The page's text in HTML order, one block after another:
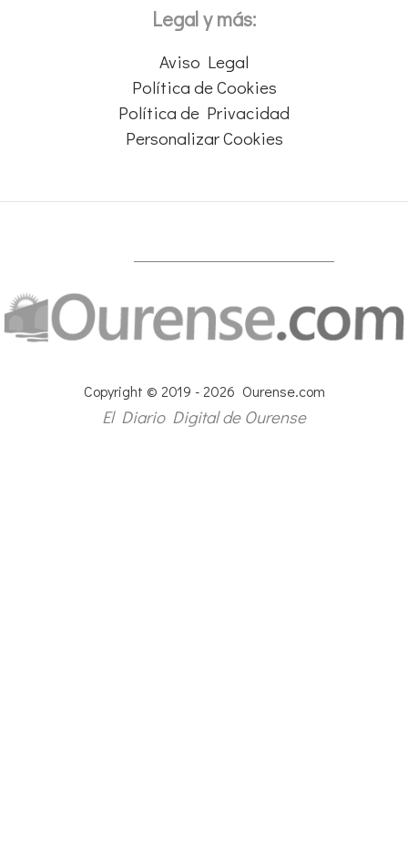
Legal y más:
Aviso Legal
Política de Cookies
Política de Privacidad
Personalizar Cookies
Copyright © 2019 - 2026 Ourense.com
El Diario Digital de Ourense